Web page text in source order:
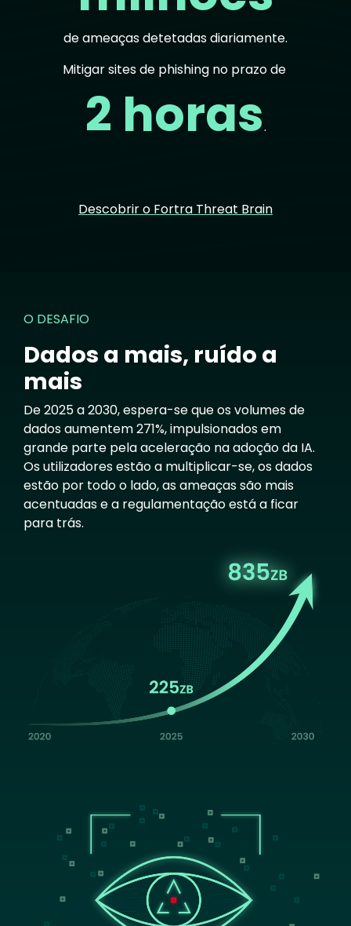
de ameaças detetadas diariamente.
Mitigar sites de phishing no prazo de
2 horas.
Descobrir o Fortra Threat Brain
O DESAFIO
Dados a mais, ruído a
mais
De 2025 a 2030, espera-se que os volumes de
dados aumentem 271%, impulsionados em
grande parte pela aceleração na adoção da IA.
Os utilizadores estão a multiplicar-se, os dados
estão por todo o lado, as ameaças são mais
acentuadas e a regulamentação está a ficar
para trás.